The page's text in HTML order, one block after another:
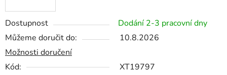
Dostupnost
Dodání 2-3 pracovní dny
Můžeme doručit do:
10.8.2026
Možnosti doručení
Kód:
XT19797